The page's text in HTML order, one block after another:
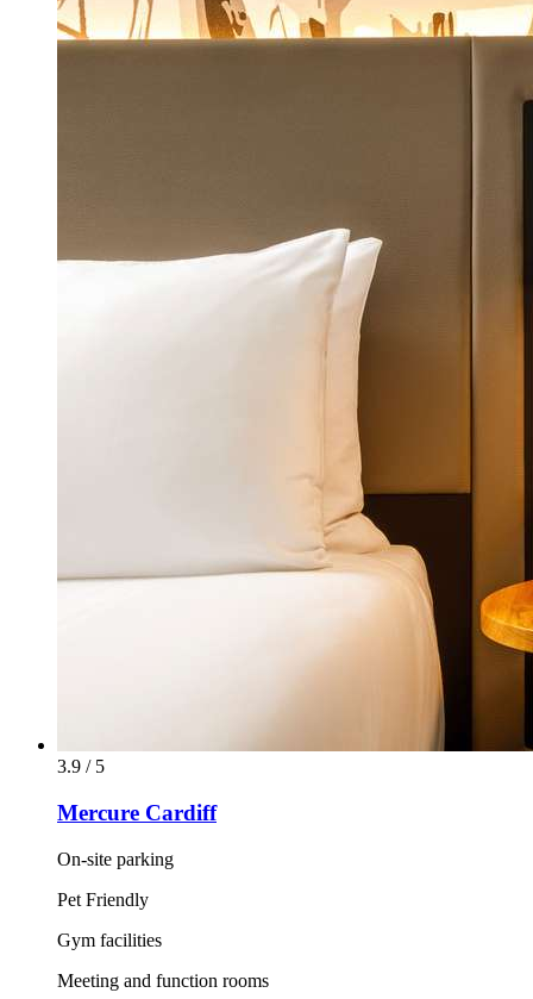
3.9 / 5
Mercure Cardiff
On-site parking
Pet Friendly
Gym facilities
Meeting and function rooms